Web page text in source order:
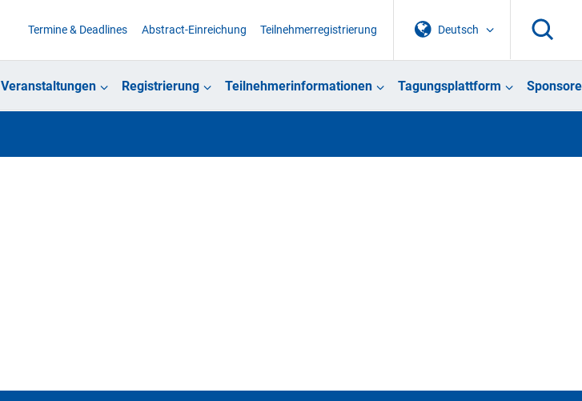
Deutsch
Termine & Deadlines Abstract-Einreichung Teilnehmerregistrierung
Veranstaltungen Registrierung Teilnehmerinformationen Tagungsplattform